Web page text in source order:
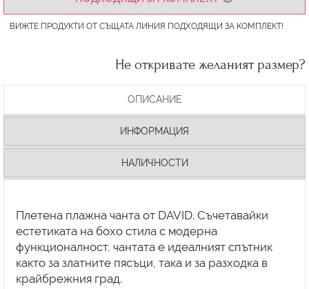
ВИЖТЕ ПРОДУКТИ ОТ СЪЩАТА ЛИНИЯ ПОДХОДЯЩИ ЗА КОМПЛЕКТ!
Не откривате желаният размер?
ОПИСАНИЕ
ИНФОРМАЦИЯ
НАЛИЧНОСТИ
Плетена плажна чанта от DAVID. Съчетавайки
естетиката на бохо стила с модерна
функционалност, чантата е идеалният спътник
както за златните пясъци, така и за разходка в
крайбрежния град.